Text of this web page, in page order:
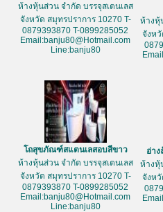
ห้างหุ้นส่วน จำกัด บรรจุสเตนเลส
จังหวัด สมุทรปราการ 10270 T-
0879393870 T-0899285052
Email:banju80@Hotmail.com
Line:banju80
ห้างหุ้
จังห
โถสุขภัณฑ์สแตนเลสอบสีขาว
ห้างหุ้นส่วน จำกัด บรรจุสเตนเลส
จังหวัด สมุทรปราการ 10270 T-
0879393870 T-0899285052
Email:banju80@Hotmail.com
Line:banju80
อ่า
ห้างหุ้
จังห